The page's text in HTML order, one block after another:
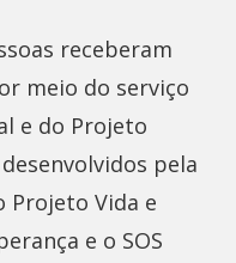
receberam
meio do serviço
e do Projeto
pela
Vida e
e o SOS